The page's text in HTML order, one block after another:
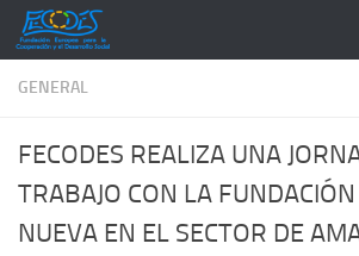
Saltar al contenido
GENERAL
FECODES REALIZA UNA
TRABAJO CON LA
NUEVA EN EL SECTOR DE